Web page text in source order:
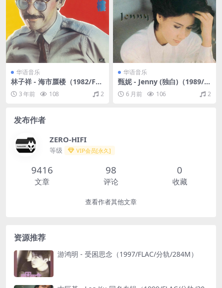
华语音乐
林子祥 - 海市蜃楼（1982/FL
AC/分轨/291M）
3 年前 108 2
华语音乐
甄妮 - Jenny (独白)（1989/F
LAC/分轨/237M）
6 月前 106 2
发布作者
ZERO-HIFI
等级 VIP会员[永久]
9416
文章
98
评论
0
收藏
查看作者其他文章
资源推荐
游鸿明 - 受困思念（1997/FLAC/分轨/284M）